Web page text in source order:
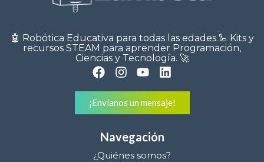
🤖 Robótica Educativa para todas las edades.🦾 Kits y
recursos STEAM para aprender Programación,
Ciencias y Tecnología. 🚀
¡Envíanos un mensaje!
Navegación
¿Quiénes somos?